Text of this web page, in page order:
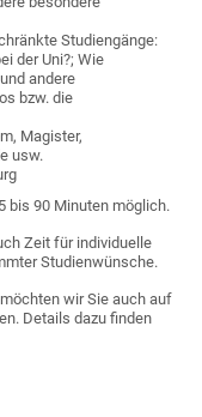
Studiengänge:
der Uni?; Wie
andere
bzw. die
Magister,
usw.
bis 90 Minuten möglich.
Zeit für individuelle
Studienwünsche.
wir Sie auch auf
Details dazu finden